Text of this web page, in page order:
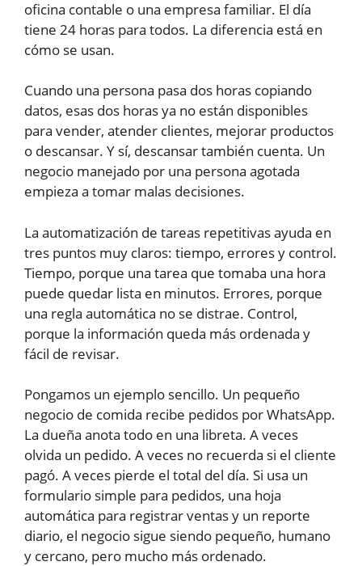
oficina contable o una empresa familiar. El día
tiene 24 horas para todos. La diferencia está en
cómo se usan.
Cuando una persona pasa dos horas copiando
datos, esas dos horas ya no están disponibles
para vender, atender clientes, mejorar productos
o descansar. Y sí, descansar también cuenta. Un
negocio manejado por una persona agotada
empieza a tomar malas decisiones.
La automatización de tareas repetitivas ayuda en
tres puntos muy claros: tiempo, errores y control.
Tiempo, porque una tarea que tomaba una hora
puede quedar lista en minutos. Errores, porque
una regla automática no se distrae. Control,
porque la información queda más ordenada y
fácil de revisar.
Pongamos un ejemplo sencillo. Un pequeño
negocio de comida recibe pedidos por WhatsApp.
La dueña anota todo en una libreta. A veces
olvida un pedido. A veces no recuerda si el cliente
pagó. A veces pierde el total del día. Si usa un
formulario simple para pedidos, una hoja
automática para registrar ventas y un reporte
diario, el negocio sigue siendo pequeño, humano
y cercano, pero mucho más ordenado.